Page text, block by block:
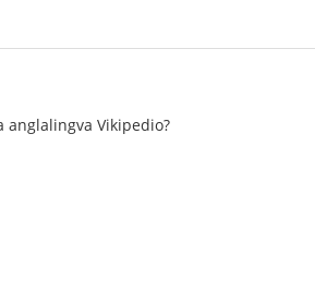
Vikipedio?